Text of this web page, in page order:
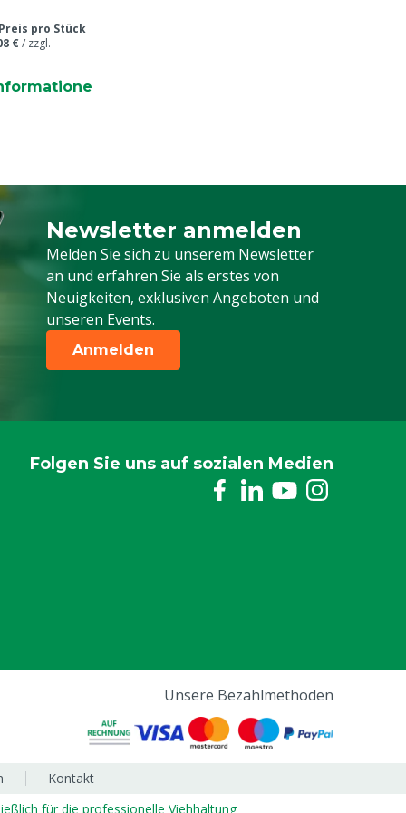
pro Stück
€/ zzgl.
Newsletter anmelden
Melden Sie sich zu unserem Newsletter
an und erfahren Sie als erstes von
Neuigkeiten, exklusiven Angeboten und
unseren Events.
Melden Sie sich für unseren Newsletter
Anmelden
Folgen Sie uns auf sozialen Medien
Unsere Bezahlmethoden
Kontakt
für die professionelle Viehhaltung